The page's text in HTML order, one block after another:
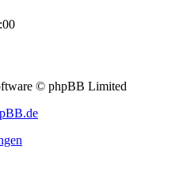
© phpBB Limited